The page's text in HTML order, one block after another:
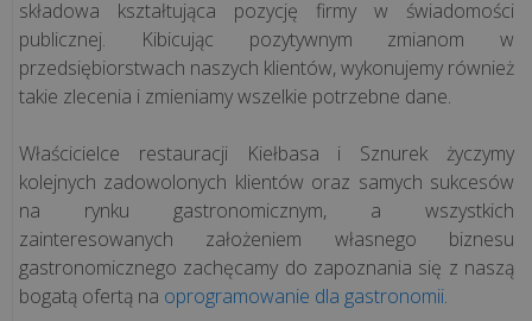
Rzepka”
–
jak
technologia
wspiera
marzenia
o
zdrowy...
Nowoczesne
składowa kształtująca pozycję firmy w świadomości
publicznej. Kibicując pozytywnym zmianom w
przedsiębiorstwach naszych klientów, wykonujemy również
takie zlecenia i zmieniamy wszelkie potrzebne dane.
Właścicielce restauracji Kiełbasa i Sznurek życzymy
kolejnych zadowolonych klientów oraz samych sukcesów
na rynku gastronomicznym, a wszystkich
zainteresowanych założeniem własnego biznesu
gastronomicznego zachęcamy do zapoznania się z naszą
bogatą ofertą na oprogramowanie dla gastronomii.